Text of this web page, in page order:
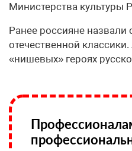
Министерства культуры
Ранее россияне
отечественной
«нишевых» героях